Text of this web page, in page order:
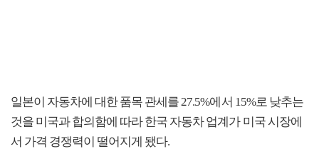
일본이 자동차에 대한 품목 관세를 27.5%에서 15%로 낮추는
것을 미국과 합의함에 따라 한국 자동차 업계가 미국 시장에
서 가격 경쟁력이 떨어지게 됐다.